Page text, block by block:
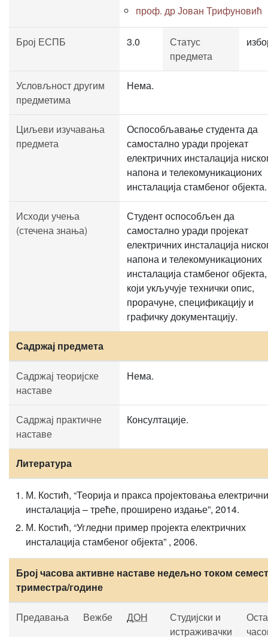
проф. др Јован Трифуновић
Број ЕСПБ 3.0
Статус
предмета
Условљност другим
предметима
Нема.
Циљеви изучавања
предмета
Оспособљавање студента да
самостално уради пројекат
електричних инсталација
напона и телекомуникационих
инсталација стамбеног објекта.
Исходи учења
(стечена знања)
Студент оспособљен да
самостално уради пројекат
електричних инсталација
напона и телекомуникационих
инсталација стамбеног објекта,
који укључује технички опис,
прорачуне, спецификацију и
графичку документацију.
Садржај предмета
Садржај теоријске
наставе
Нема.
Садржај практичне
наставе
Консултације.
Литература
М. Костић, “Теорија и пракса пројектовања
инсталација – треће, проширено издање”, 2014.
М. Костић, “Угледни пример пројекта електричних
инсталација стамбеног објекта” , 2006.
Број часова активне наставе недељно током
триместра/године
Предавања Вежбе ДОН
Студијски и
истраживачки